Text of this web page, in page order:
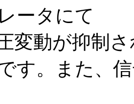
ータにて
変動が抑制
す。また、